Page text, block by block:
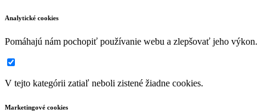
Analytické cookies
Pomáhajú nám pochopiť používanie webu a zlepšovať jeho výkon.
V tejto kategórii zatiaľ neboli zistené žiadne cookies.
Marketingové cookies